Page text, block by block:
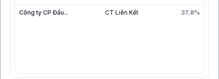
Công ty CP Đầu... CT Liên Kết 37.8%